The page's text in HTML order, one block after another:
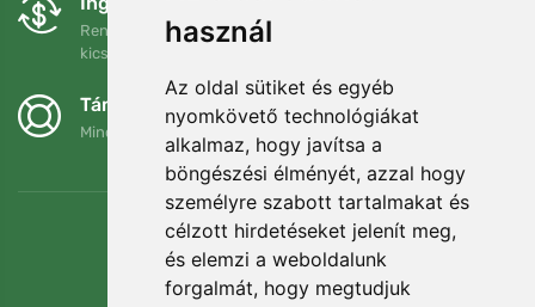
használ
Az oldal sütiket és egyéb
nyomkövető technológiákat
alkalmaz, hogy javítsa a
böngészési élményét, azzal hogy
személyre szabott tartalmakat és
célzott hirdetéseket jelenít meg,
és elemzi a weboldalunk
forgalmát, hogy megtudjuk
Rendelését 90 napon belül bármikor visszaküldheti vagy
kicserélheti.
Támogatjuk a Trees.org-ot
Minden megrendelésért ültetünk egy fát! Bővebben